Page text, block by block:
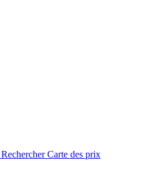
Rechercher Carte des prix